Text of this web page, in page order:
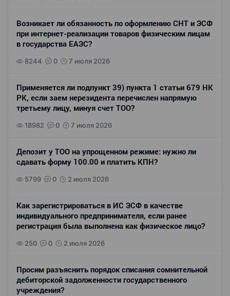
Возникает ли обязанность по оформлению СНТ и ЭСФ
при интернет-реализации товаров физическим лицам
в государства ЕАЭС?
8244 0 7 июля 2026
Применяется ли подпункт 39) пункта 1 статьи 679 НК
РК, если заем нерезидента перечислен напрямую
третьему лицу, минуя счет ТОО?
18982 0 7 июля 2026
Депозит у ТОО на упрощенном режиме: нужно ли
сдавать форму 100.00 и платить КПН?
5799 0 2 июля 2026
Как зарегистрироваться в ИС ЭСФ в качестве
индивидуального предпринимателя, если ранее
регистрация была выполнена как физическое лицо?
250 0 2 июля 2026
Просим разъяснить порядок списания сомнительной
дебиторской задолженности государственного
учреждения?